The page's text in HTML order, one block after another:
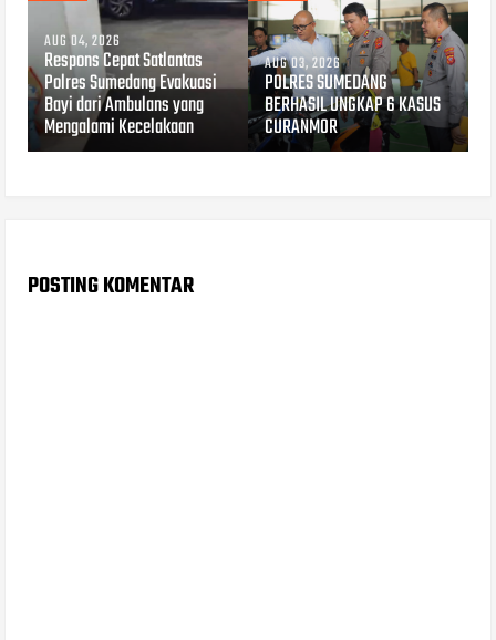
AUG 04, 2026
Respons Cepat Satlantas
Polres Sumedang Evakuasi
Bayi dari Ambulans yang
Mengalami Kecelakaan
AUG 03, 2026
POLRES SUMEDANG
BERHASIL UNGKAP 6 KASUS
CURANMOR
POSTING KOMENTAR